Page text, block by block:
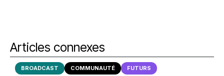
Articles connexes
BROADCAST COMMUNAUTÉ FUTURS